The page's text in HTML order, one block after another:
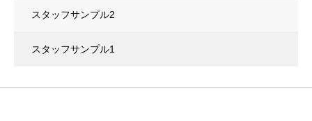
スタッフサンプル2
スタッフサンプル1